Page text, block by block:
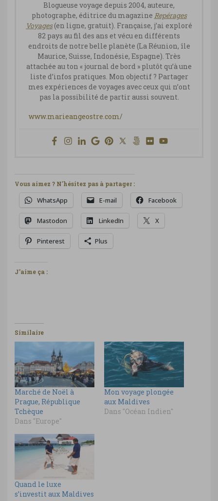
Blogueuse voyage depuis 2004, auteure,
photographe, éditrice du magazine Repérages
Voyages(en ligne, gratuit). Française, j’ai exploré
82 pays au fil des ans et vécu en différents
endroits de notre belle planète (La Réunion, île
Maurice, Suisse, Indonésie, Espagne). Très
attachée au ton « journal de bord » plutôt qu’à une
liste d’infos pratiques. Mon objectif ? Partager
mes expériences de voyages avec ceux qui n’ont
pas la possibilité de partir aussi souvent.
www.marieangeostre.com/
Vous aimez ? N'hésitez pas à partager :
WhatsApp E-mail Facebook
Mastodon LinkedIn X
Pinterest Plus
J’aime ça :
Similaire
Marché de Noël à
Prague, République
Tchèque
Dans "Europe"
Mon voyage plongée
aux Maldives
Dans "Océan Indien"
Quand le luxe
s’investit aux Maldives